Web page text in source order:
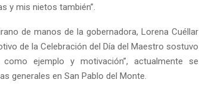
y mis nietos también”.
de manos de la gobernadora, Lorena Cuéllar
de la Celebración del Día del Maestro sostuvo
ejemplo y motivación”, actualmente se
generales en San Pablo del Monte.